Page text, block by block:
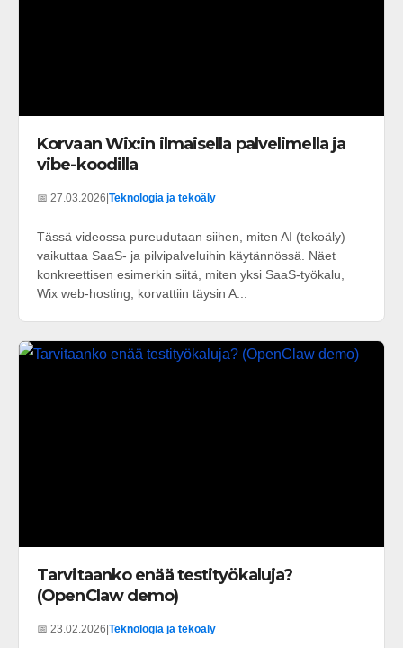
Korvaan Wix:in ilmaisella palvelimella ja
vibe-koodilla
📅 27.03.2026 Teknologia ja tekoäly
Tässä videossa pureudutaan siihen, miten AI (tekoäly)
vaikuttaa SaaS- ja pilvipalveluihin käytännössä. Näet
konkreettisen esimerkin siitä, miten yksi SaaS-työkalu,
Wix web-hosting, korvattiin täysin A...
Tarvitaanko enää testityökaluja?
(OpenClaw demo)
📅 23.02.2026|Teknologia ja tekoäly